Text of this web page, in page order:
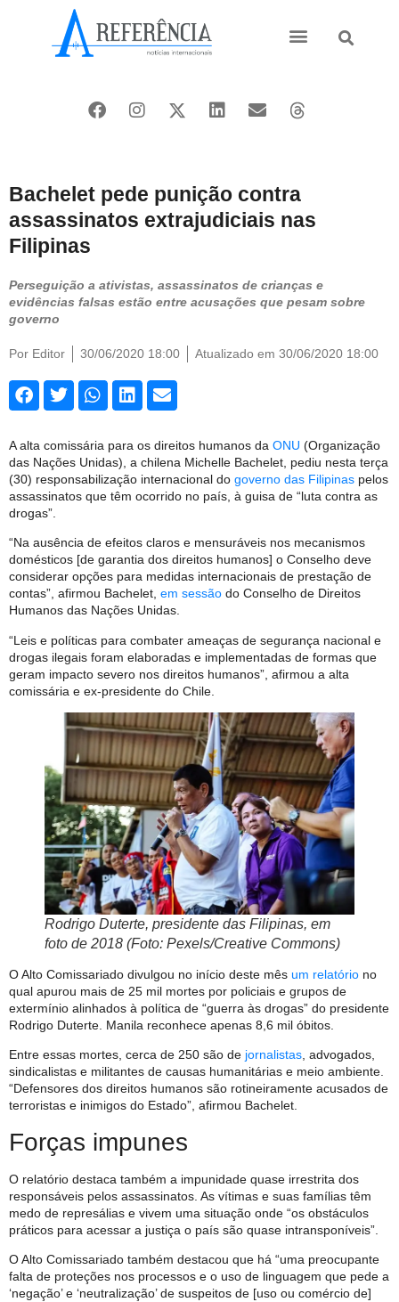
Bachelet pede punição contra
assassinatos extrajudiciais nas
Filipinas
Perseguição a ativistas, assassinatos de crianças e
evidências falsas estão entre acusações que pesam sobre
governo
Por Editor 30/06/2020 18:00 Atualizado em 30/06/2020 18:00
A alta comissária para os direitos humanos da ONU (Organização
das Nações Unidas), a chilena Michelle Bachelet, pediu nesta terça
(30) responsabilização internacional do governo das Filipinas pelos
assassinatos que têm ocorrido no país, à guisa de “luta contra as
drogas”.
“Na ausência de efeitos claros e mensuráveis nos mecanismos
domésticos [de garantia dos direitos humanos] o Conselho deve
considerar opções para medidas internacionais de prestação de
contas”, afirmou Bachelet, em sessão do Conselho de Direitos
Humanos das Nações Unidas.
“Leis e políticas para combater ameaças de segurança nacional e
drogas ilegais foram elaboradas e implementadas de formas que
geram impacto severo nos direitos humanos”, afirmou a alta
comissária e ex-presidente do Chile.
Rodrigo Duterte, presidente das Filipinas, em
foto de 2018 (Foto: Pexels/Creative Commons)
O Alto Comissariado divulgou no início deste mês um relatório no
qual apurou mais de 25 mil mortes por policiais e grupos de
extermínio alinhados à política de “guerra às drogas” do presidente
Rodrigo Duterte. Manila reconhece apenas 8,6 mil óbitos.
Entre essas mortes, cerca de 250 são de jornalistas, advogados,
sindicalistas e militantes de causas humanitárias e meio ambiente.
“Defensores dos direitos humanos são rotineiramente acusados de
terroristas e inimigos do Estado”, afirmou Bachelet.
Forças impunes
O relatório destaca também a impunidade quase irrestrita dos
responsáveis pelos assassinatos. As vítimas e suas famílias têm
medo de represálias e vivem uma situação onde “os obstáculos
práticos para acessar a justiça o país são quase intransponíveis”.
O Alto Comissariado também destacou que há “uma preocupante
falta de proteções nos processos e o uso de linguagem que pede a
‘negação’ e ‘neutralização’ de suspeitos de [uso ou comércio de]